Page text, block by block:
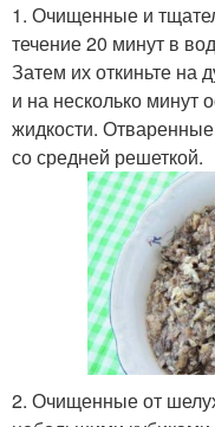
1. Очищенные и
течение 20 минут в
Затем их откиньте на
и на несколько минут
жидкости.
со средней решеткой.
2. Очищенные от